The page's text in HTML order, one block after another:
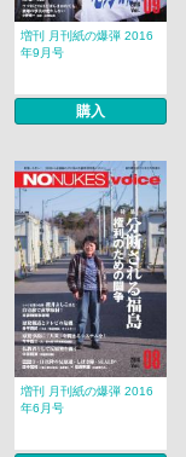
増刊 月刊紙の爆弾 2016
年9月号
購入
増刊 月刊紙の爆弾 2016
年6月号